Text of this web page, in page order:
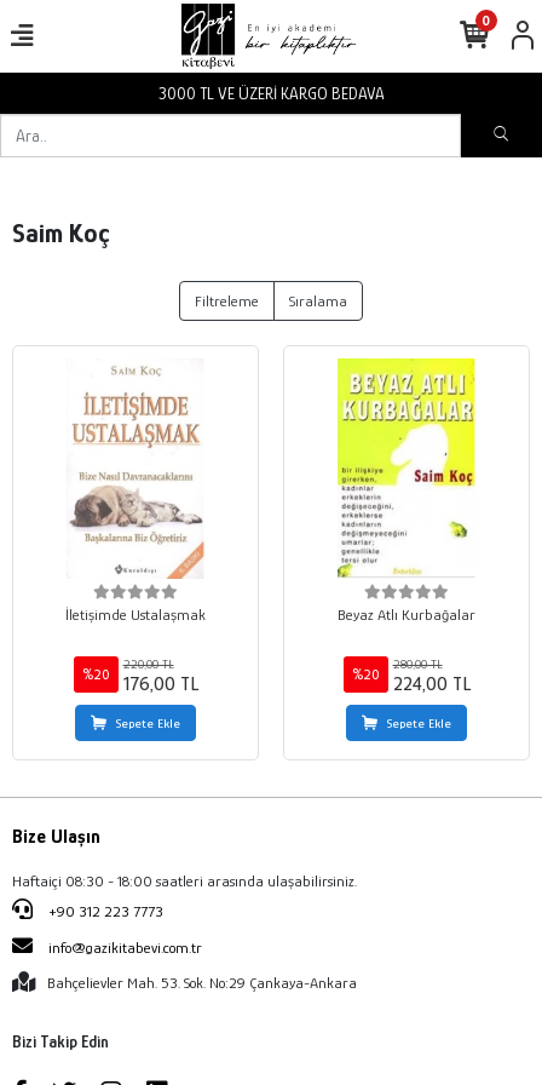
3000 TL VE ÜZERİ KARGO BEDAVA
0
Saim Koç
Filtreleme Sıralama
İletişimde Ustalaşmak
%20
220,00 TL
176,00 TL
Sepete Ekle
Beyaz Atlı Kurbağalar
%20
280,00 TL
224,00 TL
Sepete Ekle
Bize Ulaşın
Haftaiçi 08:30 - 18:00 saatleri arasında ulaşabilirsiniz.
+90 312 223 7773
info@gazikitabevi.com.tr
Bahçelievler Mah. 53. Sok. No:29 Çankaya-Ankara
Bizi Takip Edin